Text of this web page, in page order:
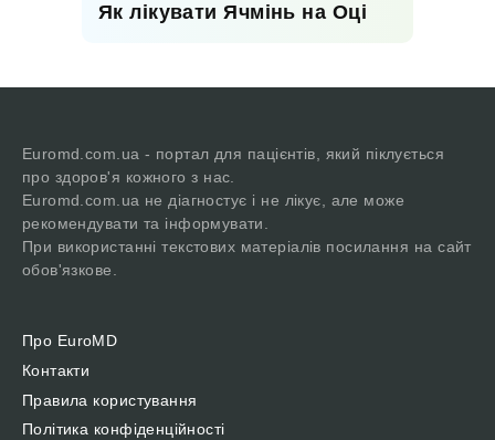
Як лікувати Ячмінь на Оці
Euromd.com.ua - портал для пацієнтів, який піклується
про здоров'я кожного з нас.
Euromd.com.ua не діагностує і не лікує, але може
рекомендувати та інформувати.
При використанні текстових матеріалів посилання на сайт
обов'язкове.
Про EuroMD
Контакти
Правила користування
Політика конфіденційності